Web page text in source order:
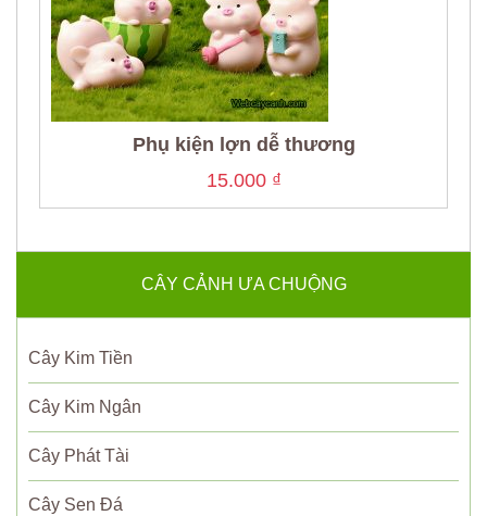
Phụ kiện lợn dễ thương
15.000 ₫
CÂY CẢNH ƯA CHUỘNG
Cây Kim Tiền
Cây Kim Ngân
Cây Phát Tài
Cây Sen Đá